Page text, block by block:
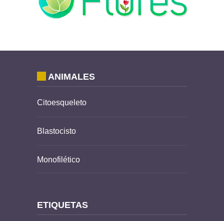
ANIMALES
Citoesqueleto
Blastocisto
Monofilético
ETIQUETAS